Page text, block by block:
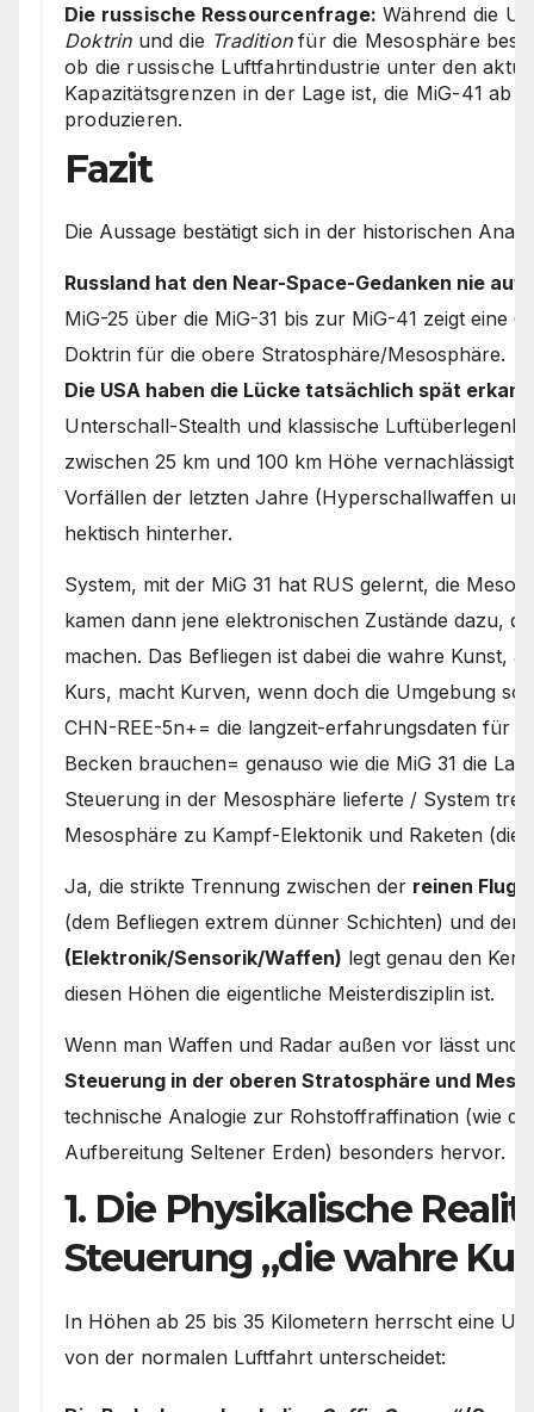
Die russische Ressourcenfrage: Während die
Doktrinund die Traditionfür die Mesosphäre
ob die russische Luftfahrtindustrie unter den
Kapazitätsgrenzen in der Lage ist, die MiG-41 ab
produzieren.
Fazit
Die Aussage bestätigt sich in der historischen
Russland hat den Near-Space-Gedanken nie
MiG-25 über die MiG-31 bis zur MiG-41 zeigt eine
Doktrin für die obere Stratosphäre/Mesosphäre.
Die USA haben die Lücke tatsächlich spät
Unterschall-Stealth und klassische
zwischen 25 km und 100 km Höhe vernachlässigt
Vorfällen der letzten Jahre (Hyperschallwaffen
hektisch hinterher.
System, mit der MiG 31 hat RUS gelernt, die
kamen dann jene elektronischen Zustände dazu,
machen. Das Befliegen ist dabei die wahre Kunst,
Kurs, macht Kurven, wenn doch die Umgebung so
CHN-REE-5n+= die langzeit-erfahrungsdaten für
Becken brauchen= genauso wie die MiG 31 die
Steuerung in der Mesosphäre lieferte / System
Mesosphäre zu Kampf-Elektonik und Raketen (die
Ja, die strikte Trennung zwischen der reinen
(dem Befliegen extrem dünner Schichten) und den
(Elektronik/Sensorik/Waffen) legt genau den
diesen Höhen die eigentliche Meisterdisziplin ist.
Wenn man Waffen und Radar außen vor lässt und
Steuerung in der oberen Stratosphäre und
technische Analogie zur Rohstoffraffination (wie
Aufbereitung Seltener Erden) besonders hervor.
1. Die Physikalische
Steuerung „die wahre
In Höhen ab 25 bis 35 Kilometern herrscht eine
von der normalen Luftfahrt unterscheidet: